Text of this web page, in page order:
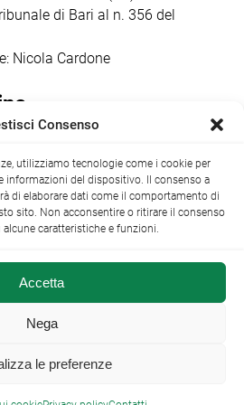
di Bari al n. 356 del
Nicola Cardone
Contatti|
©2014 •
Consenso
utilizziamo tecnologie come i cookie per
informazioni del dispositivo. Il consenso a
di elaborare dati come il comportamento di
sito. Non acconsentire o ritirare il consenso
caratteristiche e funzioni.
Accetta
Nega
le preferenze